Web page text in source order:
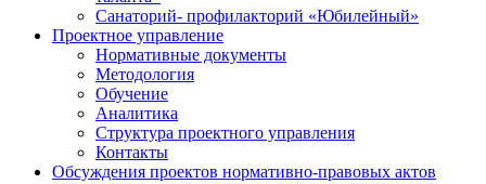
Санаторий- профилакторий «Юбилейный»
Проектное управление
Нормативные документы
Методология
Обучение
Аналитика
Структура проектного управления
Контакты
Обсуждения проектов нормативно-правовых актов